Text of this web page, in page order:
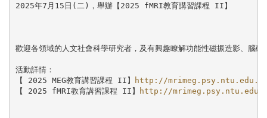
2025年7月15日(二)，舉辦【2025 fMRI教育講習課程 II】
歡迎各領域的人文社會科學研究者，及有興趣瞭解功能性磁振造影、腦磁
活動詳情：
【 2025 MEG教育講習課程 II】
http://mrimeg.psy.ntu.edu.tw/
【 2025 fMRI教育講習課程 II】
http://